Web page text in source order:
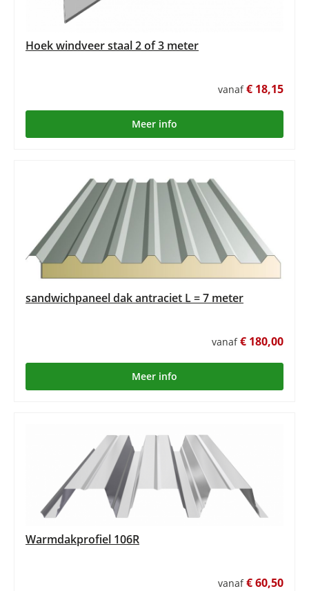
Hoek windveer staal 2 of 3 meter
vanaf€ 18,15
Meer info
sandwichpaneel dak antraciet L = 7 meter
vanaf€ 180,00
Meer info
Warmdakprofiel 106R
vanaf€ 60,50